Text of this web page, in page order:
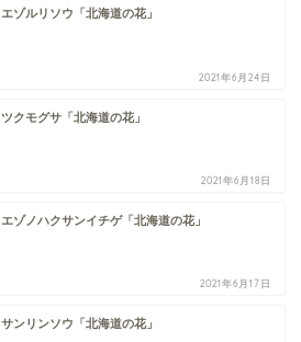
エゾルリソウ「北海道の花」
2021年6月24日
ツクモグサ「北海道の花」
2021年6月18日
エゾノハクサンイチゲ「北海道の花」
2021年6月17日
サンリンソウ「北海道の花」